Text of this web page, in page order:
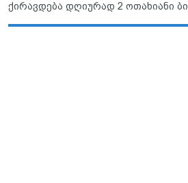
ქირავდება დღიურად 2 ოთახიანი